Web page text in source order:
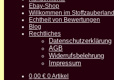
Ebay-Shop
Willkommen im Stoffzauberland
Echtheit von Bewertungen
Blog
Rechtliches
Datenschutzerklärung
AGB
Widerrufsbelehrung
Impressum
0,00€ 0 Artikel